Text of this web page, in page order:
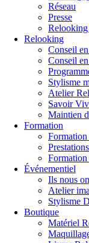
Réseau
Presse
Relooking
Conseil
Conseil
Stylisme
Atelier
Savoir
Maintien
Formation
Formation
Formation
Événementiel
Ils nous
Atelier
Stylisme
Boutique
Matériel